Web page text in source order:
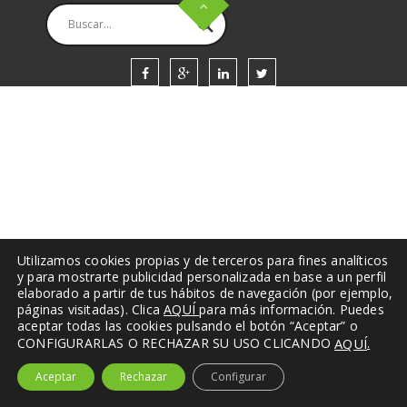
Todos los derechos reservados. Magnacongresos S.L.
Utilizamos cookies propias y de terceros para fines analíticos
y para mostrarte publicidad personalizada en base a un perfil
elaborado a partir de tus hábitos de navegación (por ejemplo,
páginas visitadas). ClicaAQUÍ para más información. Puedes
aceptar todas las cookies pulsando el botón “Aceptar” o
CONFIGURARLAS O RECHAZAR SU USO CLICANDOAQUÍ.
Aceptar Rechazar Configurar